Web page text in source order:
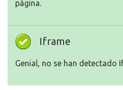
página.
Iframe
Genial, no se han detectado